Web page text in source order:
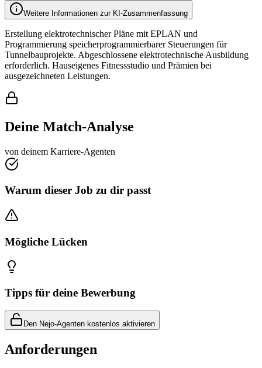
Weitere Informationen zur KI-Zusammenfassung
Erstellung elektrotechnischer Pläne mit EPLAN und
Programmierung speicherprogrammierbarer Steuerungen für
Tunnelbauprojekte. Abgeschlossene elektrotechnische Ausbildung
erforderlich. Hauseigenes Fitnessstudio und Prämien bei
ausgezeichneten Leistungen.
Deine Match-Analyse
von deinem Karriere-Agenten
Warum dieser Job zu dir passt
Mögliche Lücken
Tipps für deine Bewerbung
Den Nejo-Agenten kostenlos aktivieren
Anforderungen